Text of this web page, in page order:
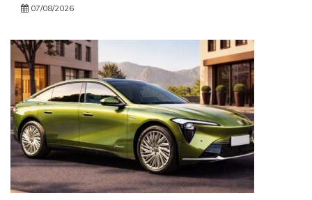
07/08/2026